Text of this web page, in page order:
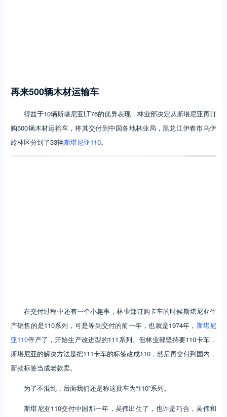
再来500辆木材运输车
得益于10辆斯堪尼亚LT76的优异表现，林业部决定从斯堪尼亚再订
购500辆木材运输车，将其交付到中国各地林业局，黑龙江伊春市乌伊
岭林区分到了33辆斯堪尼亚110。
在交付过程中还有一个小趣事，林业部订购卡车的时候斯堪尼亚生
产销售的是110系列，可是等到交付的前一年，也就是1974年， 斯堪尼
亚110停产了，开始生产改进型的111系列。但林业部坚持要110卡车，
斯堪尼亚的解决方法是把111卡车的标签改成110，然后再交付到国内，
新款标签当成老款卖。
为了不混乱，后面我们还是称这批车为“110”系列。
斯堪尼亚110交付中国那一年，吴伟出生了，也许是巧合，吴伟和